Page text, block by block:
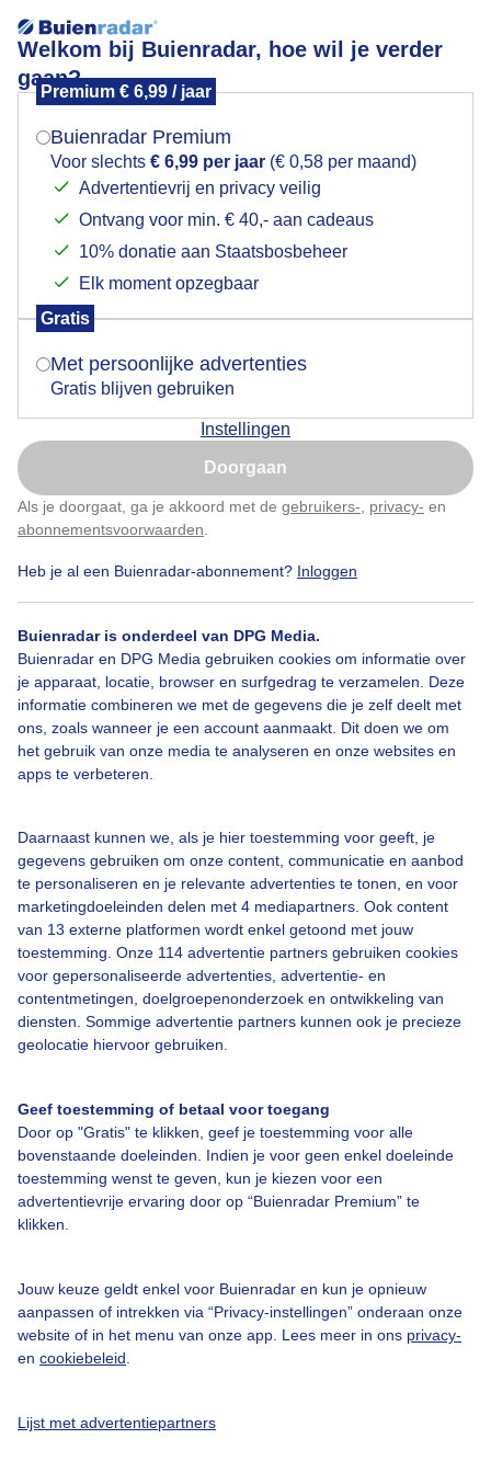
Welkom bij Buienradar, hoe wil je verder
gaan?
Premium € 6,99 / jaar
Buienradar Premium
Voor slechts € 6,99 per jaar (€ 0,58 per maand)
Advertentievrij en privacy veilig
Ontvang voor min. € 40,- aan cadeaus
10% donatie aan Staatsbosbeheer
Elk moment opzegbaar
Gratis
Met persoonlijke advertenties
Gratis blijven gebruiken
Instellingen
Doorgaan
Als je doorgaat, ga je akkoord met de gebruikers- privacy- en
abonnementsvoorwaarden
Heb je al een Buienradar-abonnement? Inloggen
Buienradar is onderdeel van DPG Media.
Buienradar en DPG Media gebruiken cookies om informatie over
je apparaat, locatie, browser en surfgedrag te verzamelen. Deze
informatie combineren we met de gegevens die je zelf deelt met
ons, zoals wanneer je een account aanmaakt. Dit doen we om
het gebruik van onze media te analyseren en onze websites en
apps te verbeteren.
Daarnaast kunnen we, als je hier toestemming voor geeft, je
gegevens gebruiken om onze content, communicatie en aanbod
te personaliseren en je relevante advertenties te tonen, en voor
marketingdoeleinden delen met 4 mediapartners. Ook content
van 13 externe platformen wordt enkel getoond met jouw
toestemming. Onze 114 advertentie partners gebruiken cookies
voor gepersonaliseerde advertenties, advertentie- en
contentmetingen, doelgroepenonderzoek en ontwikkeling van
diensten. Sommige advertentie partners kunnen ook je precieze
geolocatie hiervoor gebruiken.
Geef toestemming of betaal voor toegang
Door op "Gratis" te klikken, geef je toestemming voor alle
bovenstaande doeleinden. Indien je voor geen enkel doeleinde
toestemming wenst te geven, kun je kiezen voor een
advertentievrije ervaring door op “Buienradar Premium” te
klikken.
Jouw keuze geldt enkel voor Buienradar en kun je opnieuw
aanpassen of intrekken via “Privacy-instellingen” onderaan onze
website of in het menu van onze app. Lees meer in ons privacy-
en cookiebeleid
Lijst met advertentiepartners
Dauwdruppeltjes op een pluizenbol
Dauwdruppeltjes Pluizenbol Zonsopkomst
Een moment geduld aub...
Over Buienradar
Bedrijfsgegevens
Veelgestelde vragen
Toegankelijkheid
Gebruikersvoorwaarden
Adverteren
Mogen we je locatie gebruiken voor het
Indien je hier nog geen akkoord op hebt gegeven,
verschijnt er zo een pop-up uit je browser waarin
Is goed, toon de popup
Nu niet, misschien later
Klik hierom dit aan te passen